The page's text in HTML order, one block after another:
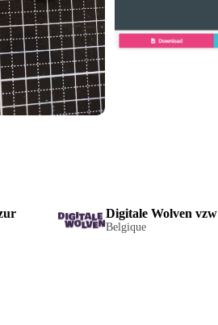
Digitale Wolven vzw
Belgique